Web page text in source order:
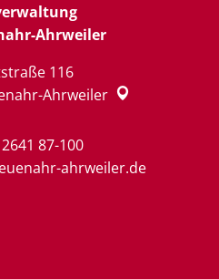
Ahrweiler
116
Ahrweiler
87-100
ahrweiler.de